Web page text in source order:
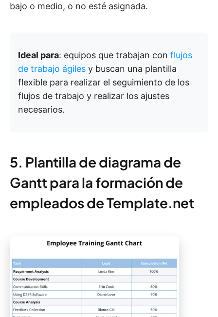
bajo o medio, o no esté asignada.
Ideal para: equipos que trabajan con flujos
de trabajo ágiles y buscan una plantilla
flexible para realizar el seguimiento de los
flujos de trabajo y realizar los ajustes
necesarios.
5. Plantilla de diagrama de
Gantt para la formación de
empleados de Template.net